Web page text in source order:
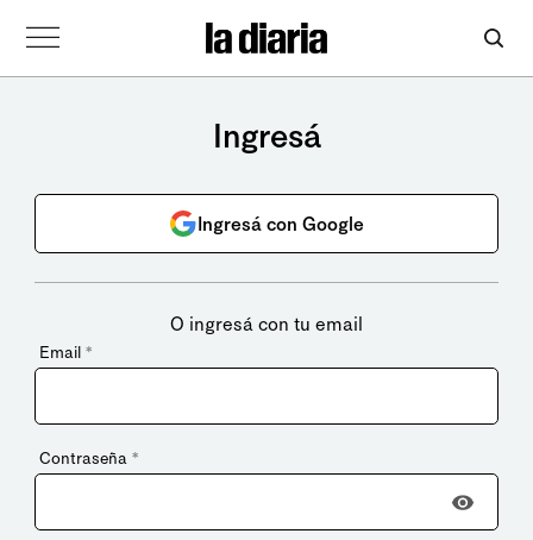
Ingresá
Ingresá con Google
O ingresá con tu email
Email *
Contraseña *